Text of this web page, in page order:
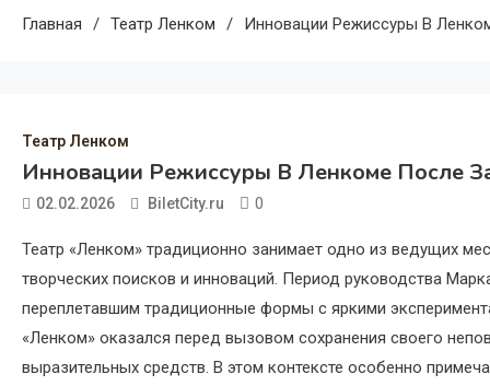
Главная Театр Ленком Инновации Режиссуры В
Театр Ленком
Инновации Режиссуры В Ленкоме После
02.02.2026 BiletCity.ru 0
Театр «Ленком» традиционно занимает одно из ведущих
творческих поисков и инноваций. Период руководства
переплетавшим традиционные формы с яркими
«Ленком» оказался перед вызовом сохранения своего
выразительных средств. В этом контексте особенно